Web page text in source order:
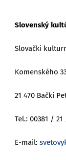
Slovenský
Slovački
Komenského
21 470 Bački
Tel.: 00381 / 21
E-mail: